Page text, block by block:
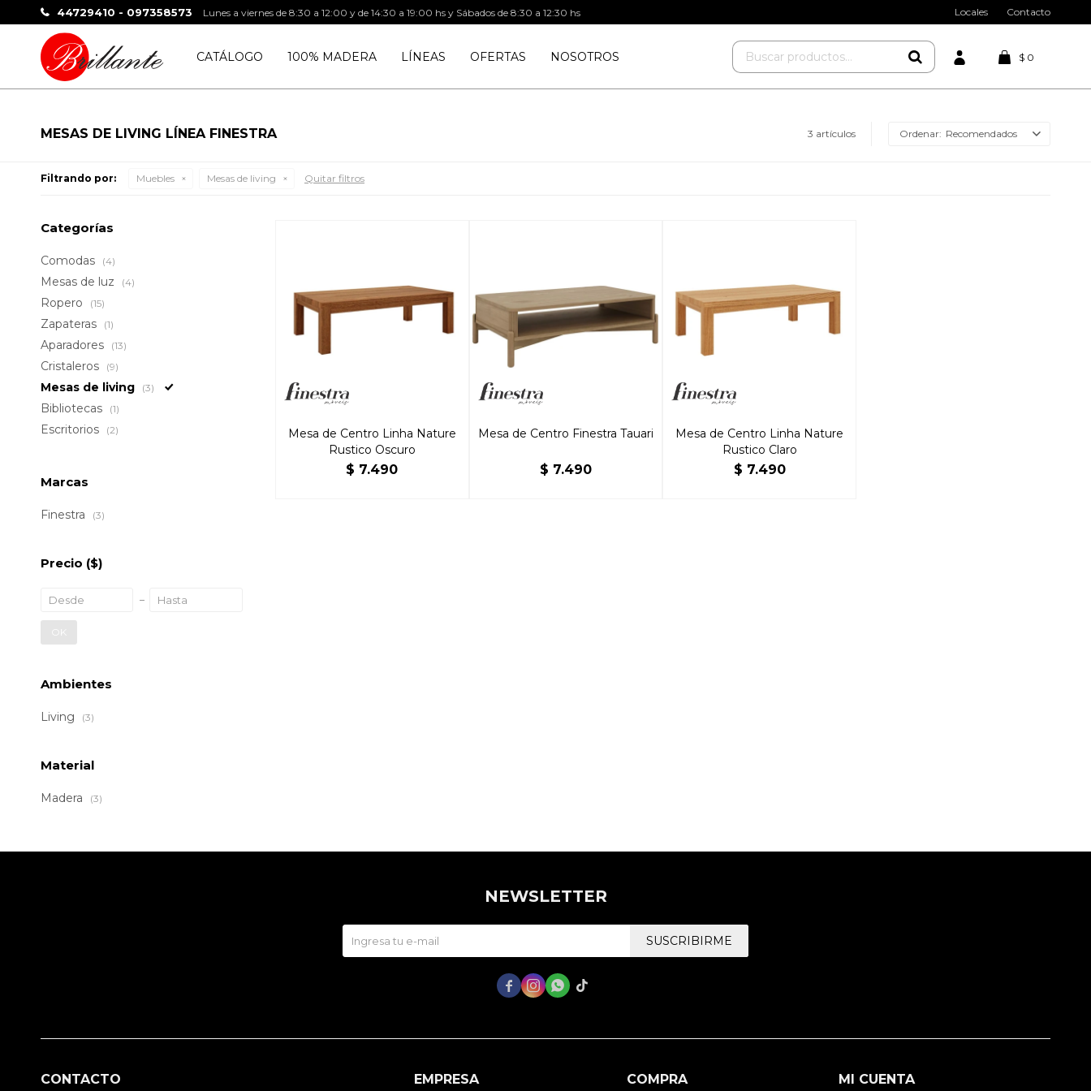
CATÁLOGO 100% MADERA LÍNEAS OFERTAS NOSOTROS $ 0
44729410 - 097358573 Lunes a viernes de 8:30 a 12:00 y de 14:30 a 19:00 hs y Sábados de 8:30 a 12:30 hs Locales Contacto
MESAS DE LIVING LÍNEA FINESTRA 3 artículos Recomendados
Filtrando por: Muebles Mesas de living Quitar filtros
Mesa de Centro Linha Nature
Rustico Oscuro
$ 7.490
Mesa de Centro Finestra Tauari
$ 7.490
Mesa de Centro Linha Nature
Rustico Claro
$ 7.490
Categorías
Comodas (4)
Mesas de luz (4)
Ropero (15)
Zapateras (1)
Aparadores (13)
Cristaleros (9)
Mesas de living (3)
Bibliotecas (1)
Escritorios (2)
Marcas
Finestra (3)
Precio ($)
OK
Ambientes
Living (3)
Material
Madera (3)
CONTACTO EMPRESA COMPRA MI CUENTA
NEWSLETTER
SUSCRIBIRME
   